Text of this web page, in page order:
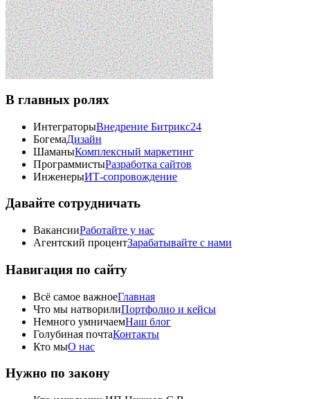
В главных ролях
ИнтеграторыВнедрение Битрикс24
БогемаДизайн
ШаманыКомплексный маркетинг
ПрограммистыРазработка сайтов
ИнженерыИТ-сопровождение
Давайте сотрудничать
ВакансииРаботайте у нас
Агентский процентЗарабатывайте с нами
Навигация по сайту
Всё самое важноеГлавная
Что мы натворилиПортфолио и кейсы
Немного умничаемНаш блог
Голубиная почтаКонтакты
Кто мыО нас
Нужно по закону